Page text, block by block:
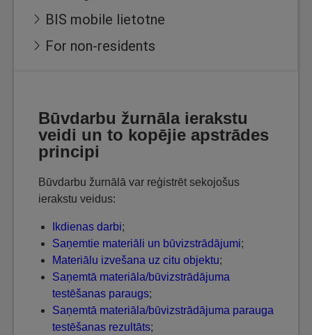
BIS mobile lietotne
For non-residents
Būvdarbu žurnāla ierakstu
veidi un to kopējie apstrādes
principi
Būvdarbu žurnālā var reģistrēt sekojošus
ierakstu veidus:
Ikdienas darbi;
Saņemtie materiāli un būvizstrādājumi;
Materiālu izvešana uz citu objektu;
Saņemtā materiāla/būvizstrādājuma
testēšanas paraugs;
Saņemtā materiāla/būvizstrādājuma parauga
testēšanas rezultāts;